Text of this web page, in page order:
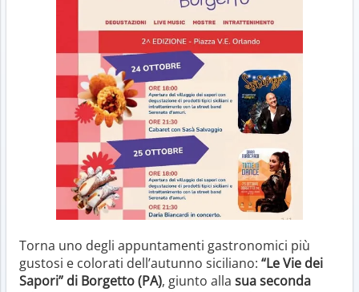
Torna uno degli appuntamenti gastronomici più
gustosi e colorati dell’autunno siciliano: “Le Vie dei
Sapori” di Borgetto (PA), giunto alla sua seconda